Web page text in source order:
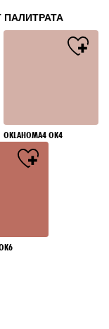
ПАЛИТРАТА
OKLAHOMA4 OK4